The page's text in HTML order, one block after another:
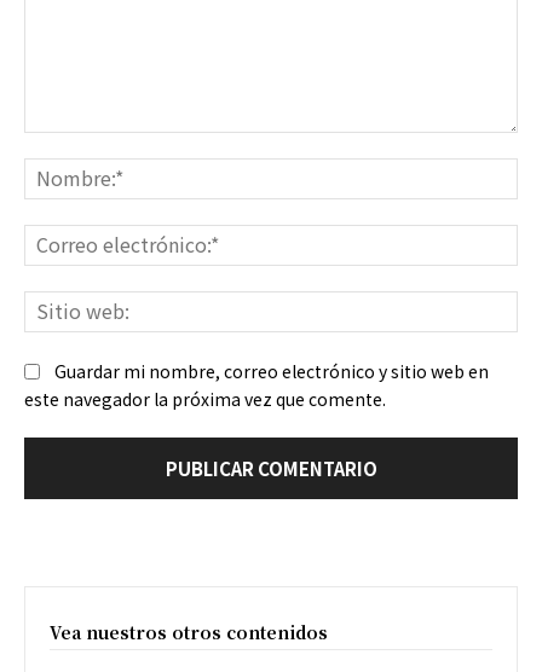
Guardar mi nombre, correo electrónico y sitio web en
este navegador la próxima vez que comente.
Vea nuestros otros contenidos